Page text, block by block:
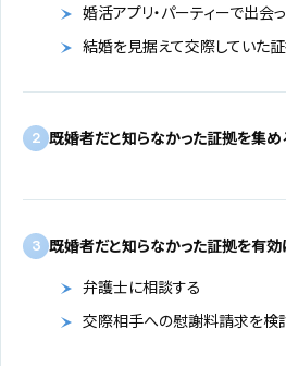
婚活アプリ・パーティーで出
結婚を見据えて交際してい
2 既婚者だと知らなかった証拠を集め
3 既婚者だと知らなかった証拠を有
弁護士に相談する
交際相手への慰謝料請求を検